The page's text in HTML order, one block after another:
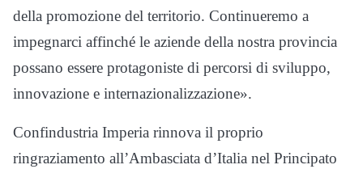
della promozione del territorio. Continueremo a
impegnarci affinché le aziende della nostra provincia
possano essere protagoniste di percorsi di sviluppo,
innovazione e internazionalizzazione».
Confindustria Imperia rinnova il proprio
ringraziamento all’Ambasciata d’Italia nel Principato